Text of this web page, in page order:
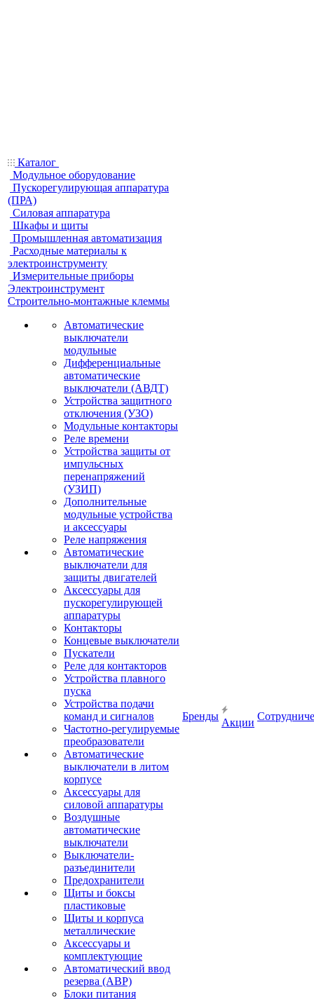
Каталог
Модульное оборудование
Пускорегулирующая аппаратура
(ПРА)
Силовая аппаратура
Шкафы и щиты
Промышленная автоматизация
Расходные материалы к
электроинструменту
Измерительные приборы
Электроинструмент
Строительно-монтажные клеммы
Автоматические
выключатели
модульные
Дифференциальные
автоматические
выключатели (АВДТ)
Устройства защитного
отключения (УЗО)
Модульные контакторы
Реле времени
Устройства защиты от
импульсных
перенапряжений
(УЗИП)
Дополнительные
модульные устройства
и аксессуары
Реле напряжения
Автоматические
выключатели для
защиты двигателей
Аксессуары для
пускорегулирующей
аппаратуры
Контакторы
Концевые выключатели
Пускатели
Реле для контакторов
Устройства плавного
пуска
Устройства подачи
команд и сигналов
Частотно-регулируемые
преобразователи
Автоматические
выключатели в литом
корпусе
Аксессуары для
силовой аппаратуры
Воздушные
автоматические
выключатели
Выключатели-
разъединители
Предохранители
Щиты и боксы
пластиковые
Щиты и корпуса
металлические
Аксессуары и
комплектующие
Автоматический ввод
резерва (АВР)
Блоки питания
Бренды
Акции